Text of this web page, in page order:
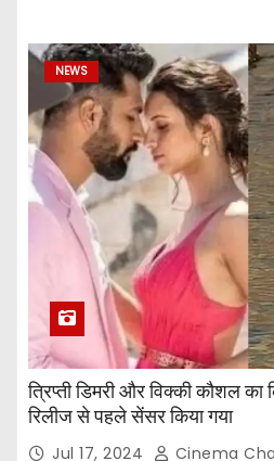
NEWS
त्रिप्ती डिमरी और विक्की कौशल का
रिलीज से पहले सेंसर किया गया
Jul 17, 2024 Cinema